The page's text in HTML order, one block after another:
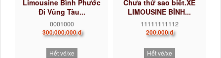
Limousine Bình Phước
Đi Vũng Tàu...
0001000
300.000.000 đ
Hết vé/xe
Chưa thử sao biết.XE
LIMOUSINE BÌNH...
11111111112
200.000 đ
Hết vé/xe